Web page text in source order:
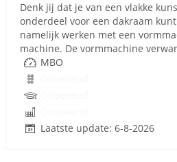
Denk jij dat je van een vlakke
onderdeel voor een dakraam kunt
namelijk werken met een
machine. De vormmachine
MBO
Laatste update: 6-8-2026